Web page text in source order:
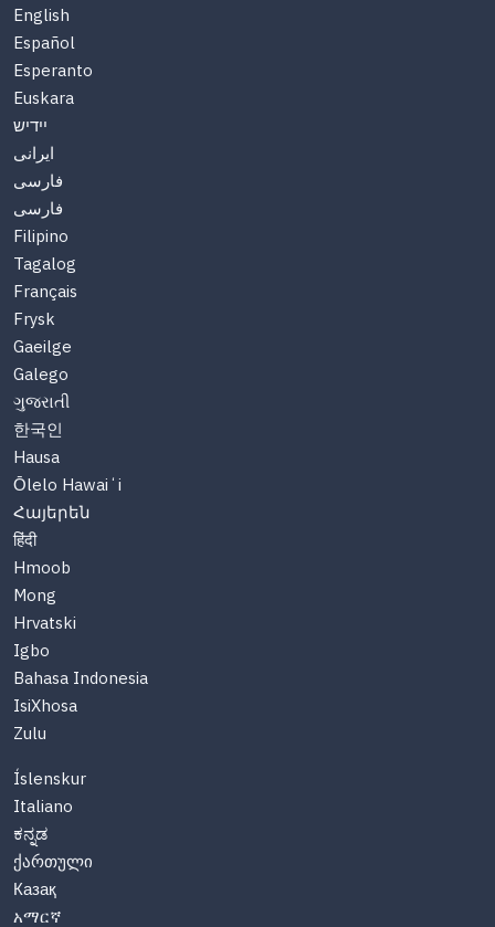
English
Español
Esperanto
Euskara
יידיש
ایرانی
فارسی
فارسی
Filipino
Tagalog
Français
Frysk
Gaeilge
Galego
ગુજરાતી
한국인
Hausa
Ōlelo Hawaiʻi
Հայերեն
हिंदी
Hmoob
Mong
Hrvatski
Igbo
Bahasa Indonesia
IsiXhosa
Zulu
Íslenskur
Italiano
ಕನ್ನಡ
ქართული
Казақ
አማርኛ